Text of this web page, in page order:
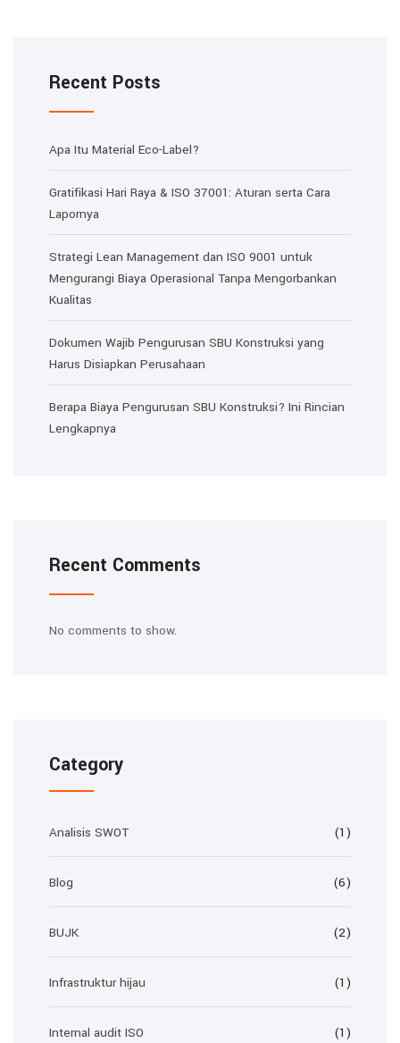
Recent Posts
Apa Itu Material Eco-Label?
Gratifikasi Hari Raya & ISO 37001: Aturan serta Cara
Lapornya
Strategi Lean Management dan ISO 9001 untuk
Mengurangi Biaya Operasional Tanpa Mengorbankan
Kualitas
Dokumen Wajib Pengurusan SBU Konstruksi yang
Harus Disiapkan Perusahaan
Berapa Biaya Pengurusan SBU Konstruksi? Ini Rincian
Lengkapnya
Recent Comments
No comments to show.
Category
Analisis SWOT (1)
Blog (6)
BUJK (2)
Infrastruktur hijau (1)
Internal audit ISO (1)